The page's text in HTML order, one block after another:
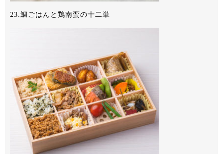
23.鯛ごはんと鶏南蛮の十二単